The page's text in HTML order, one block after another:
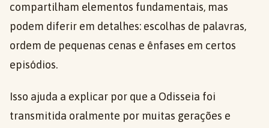
compartilham elementos fundamentais, mas
podem diferir em detalhes: escolhas de palavras,
ordem de pequenas cenas e ênfases em certos
episódios.
Isso ajuda a explicar por que a Odisseia foi
transmitida oralmente por muitas gerações e